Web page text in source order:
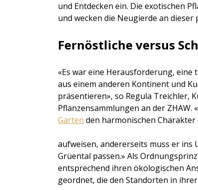
und Entdecken ein. Die exotischen
und wecken die Neugierde an
Fernöstliche versus
«Es war eine Herausforderung, eine
aus einem anderen Kontinent und
präsentieren», so Regula Treichler,
Pflanzensammlungen an der ZHAW.
Garten den harmonischen Charakter
aufweisen, andererseits muss er ins
Grüental passen.» Als
entsprechend ihren ökologischen
geordnet, die den Standorten in